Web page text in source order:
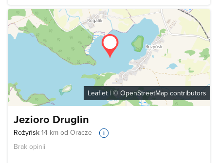
Leaflet | © OpenStreetMap contributors
Jezioro Druglin
Rożyńsk 14 km od Oracze
Brak opinii